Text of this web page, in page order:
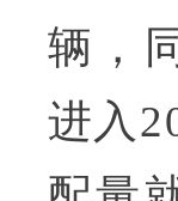
辆，
进入